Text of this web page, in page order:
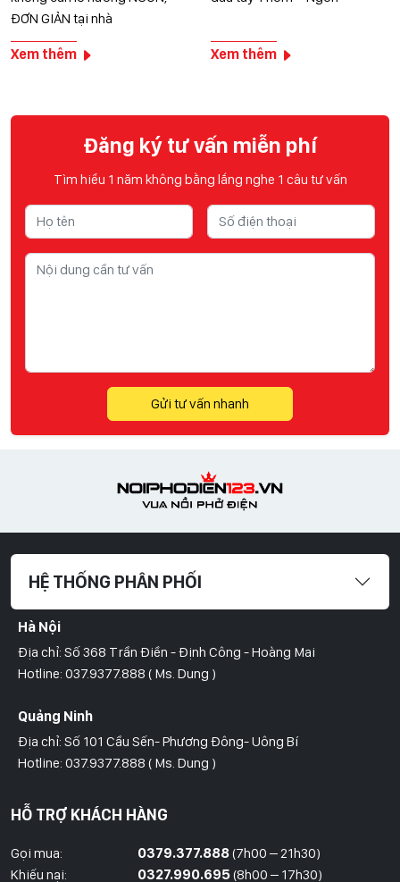
ĐƠN GIẢN tại nhà
Xem thêm Xem thêm
Đăng ký tư vấn miễn phí
Tìm hiểu 1 năm không bằng lắng nghe 1 câu tư vấn
Gửi tư vấn nhanh
HỆ THỐNG PHÂN PHỐI
Hà Nội
Địa chỉ: Số 368 Trần Điền - Định Công - Hoàng Mai
Hotline: 037.9377.888 ( Ms. Dung )
Quảng Ninh
Địa chỉ: Số 101 Cầu Sến- Phương Đông- Uông Bí
Hotline: 037.9377.888 ( Ms. Dung )
Hồ Chí Minh
Hotline: 09786.01.388 ( Mr. Huy )
HỖ TRỢ KHÁCH HÀNG
Gọi mua: 0379.377.888(7h00 – 21h30)
Khiếu nại:
0327.990.695(8h00 – 17h30)